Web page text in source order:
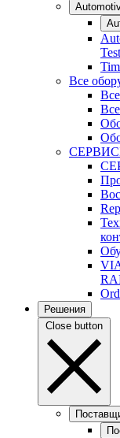
Все
Решения
Close button